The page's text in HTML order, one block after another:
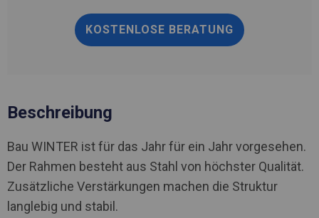
KOSTENLOSE BERATUNG
Beschreibung
Bau WINTER ist für das Jahr für ein Jahr vorgesehen.
Der Rahmen besteht aus Stahl von höchster Qualität.
Zusätzliche Verstärkungen machen die Struktur
langlebig und stabil.